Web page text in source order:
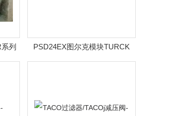
列
PSD24EX图尔克模块TURCK